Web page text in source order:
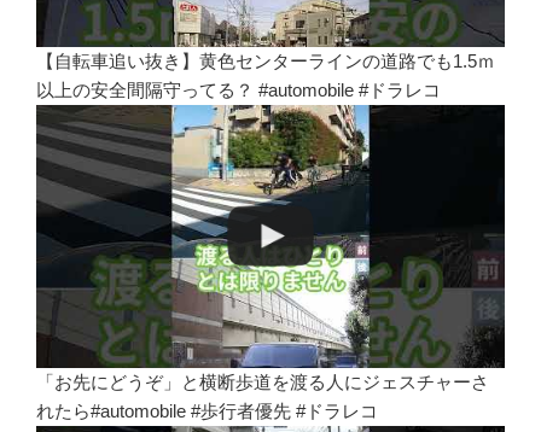
【自転車追い抜き】黄色センターラインの道路でも1.5ｍ
以上の安全間隔守ってる？ #automobile #ドラレコ
「お先にどうぞ」と横断歩道を渡る人にジェスチャーさ
れたら#automobile #歩行者優先 #ドラレコ